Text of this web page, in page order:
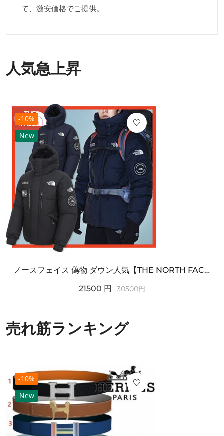
て、激安価格でご提供。
人気急上昇
-10%
New
ノースフェイス 偽物 ダウン人気【THE NORTH FACE】M'S 7 SUMMIT HIM...
21500 円 30500円
売れ筋ランキング
-10%
New